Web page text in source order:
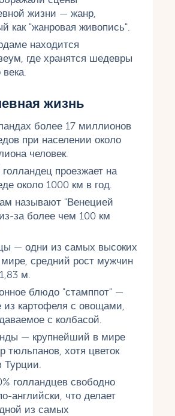
жизни — жанр,
как "жанровая живопись".
находится
где хранятся шедевры
века.
жизнь
более 17 миллионов
при населении около
человек.
проезжает на
около 1000 км в год.
называют "Венецией
за более чем 100 км
— одни из самых высоких
средний рост мужчин
м.
блюдо "стамппот" —
из картофеля с овощами,
с колбасой.
— крупнейший в мире
тюльпанов, хотя цветок
Турции.
голландцев свободно
английски, что делает
из самых